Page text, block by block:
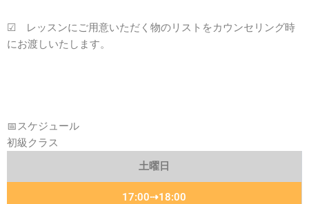
☑ レッスンにご用意いただく物のリストをカウンセリング時
にお渡しいたします。
📅スケジュール
初級クラス
土曜日
17:00⇢18:00